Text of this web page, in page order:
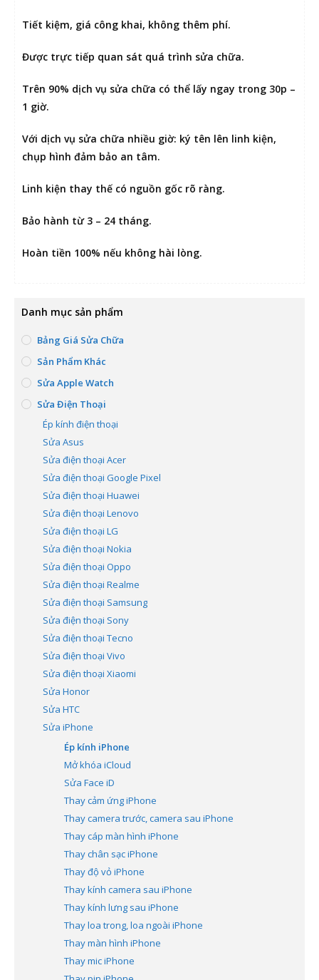
Tiết kiệm, giá công khai, không thêm phí.
Được trực tiếp quan sát quá trình sửa chữa.
Trên 90% dịch vụ sửa chữa có thể lấy ngay trong 30p –
1 giờ.
Với dịch vụ sửa chữa nhiều giờ: ký tên lên linh kiện,
chụp hình đảm bảo an tâm.
Linh kiện thay thế có nguồn gốc rõ ràng.
Bảo hành từ 3 – 24 tháng.
Hoàn tiền 100% nếu không hài lòng.
Danh mục sản phẩm
Bảng Giá Sửa Chữa
Sản Phẩm Khác
Sửa Apple Watch
Sửa Điện Thoại
Ép kính điện thoại
Sửa Asus
Sửa điện thoại Acer
Sửa điện thoại Google Pixel
Sửa điện thoại Huawei
Sửa điện thoại Lenovo
Sửa điện thoại LG
Sửa điện thoại Nokia
Sửa điện thoại Oppo
Sửa điện thoại Realme
Sửa điện thoại Samsung
Sửa điện thoại Sony
Sửa điện thoại Tecno
Sửa điện thoại Vivo
Sửa điện thoại Xiaomi
Sửa Honor
Sửa HTC
Sửa iPhone
Ép kính iPhone
Mở khóa iCloud
Sửa Face iD
Thay cảm ứng iPhone
Thay camera trước, camera sau iPhone
Thay cáp màn hình iPhone
Thay chân sạc iPhone
Thay độ vỏ iPhone
Thay kính camera sau iPhone
Thay kính lưng sau iPhone
Thay loa trong, loa ngoài iPhone
Thay màn hình iPhone
Thay mic iPhone